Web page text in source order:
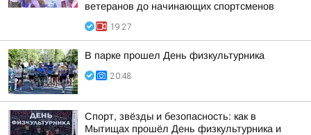
ветеранов до начинающих спортсменов
19:27
В парке прошел День физкультурника
20:48
Спорт, звёзды и безопасность: как в
Мытищах прошёл День физкультурника и